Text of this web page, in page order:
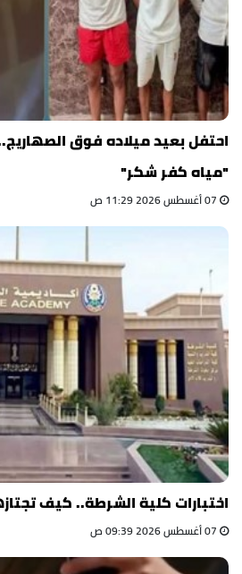
احتفل بعيد ميلاده فوق
"مياه كفر شكر"
اختبارات كلية الشرطة.. كيف